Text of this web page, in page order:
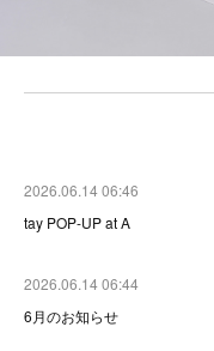
2026.06.14 06:46
tay POP-UP at A
2026.06.14 06:44
6月のお知らせ